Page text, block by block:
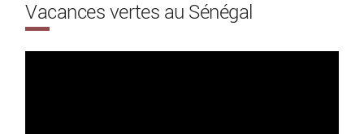
Vacances vertes au Sénégal